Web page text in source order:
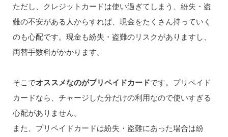
ただし、クレジットカードは使い過ぎてしまう、紛失・盗
難の不安がある人からすれば、現金をたくさん持っていく
のも心配です。現金も紛失・盗難のリスクがありますし、
両替手数料がかかります。
そこでオススメなのがプリペイドカードです。プリペイド
カードなら、チャージした分だけの利用なので使いすぎる
心配がありません。
また、プリペイドカードは紛失・盗難にあった場合は紛